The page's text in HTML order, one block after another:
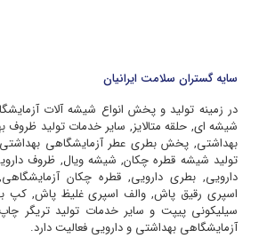
سایه گستران سلامت ایرانیان
در زمینه تولید و پخش انواع شیشه آلات
شیشه ای, حلقه متالایز, سایر خدمات تولید
بهداشتی, پخش بطری عطر آزمایشگاهی
تولید شیشه قطره چکان, شیشه ویال, ظروف
دارویی, بطری دارویی, قطره چکان
اسپری رقیق پاش, والف اسپری غلیظ پاش, کپ
سیلیکونی پیپت و سایر خدمات تولید تریگر
آزمایشگاهی بهداشتی و دارویی فعالیت دارد.